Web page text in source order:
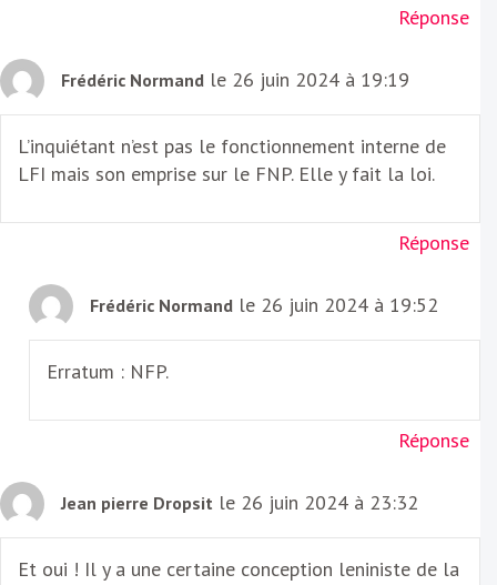
Réponse
Frédéric Normand le 26 juin 2024 à 19:19
L’inquiétant n’est pas le fonctionnement interne de
LFI mais son emprise sur le FNP. Elle y fait la loi.
Réponse
Frédéric Normand le 26 juin 2024 à 19:52
Erratum : NFP.
Réponse
Jean pierre Dropsit le 26 juin 2024 à 23:32
Et oui ! Il y a une certaine conception leniniste de la